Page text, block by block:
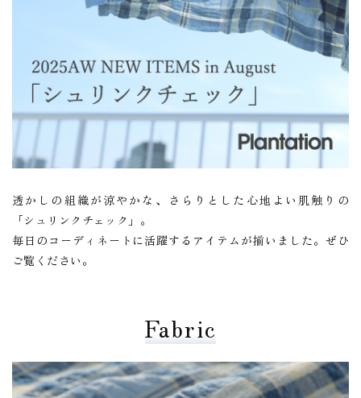
透かしの組織が涼やかな、さらりとした心地よい肌触りの
「シュリンクチェック」。
毎日のコーディネートに活躍するアイテムが揃いました。ぜひ
ご覧ください。
Fabric